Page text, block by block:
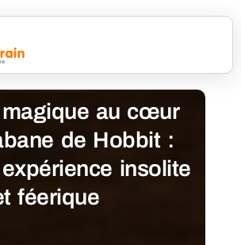
magique au cœur
de Hobbit :
insolite
féerique